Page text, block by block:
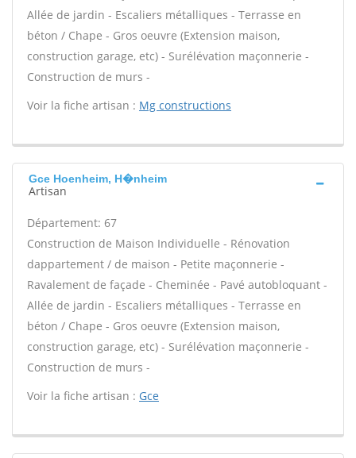
Allée de jardin - Escaliers métalliques - Terrasse en
béton / Chape - Gros oeuvre (Extension maison,
construction garage, etc) - Surélévation maçonnerie -
Construction de murs -
Voir la fiche artisan : Mg constructions
Gce Hoenheim, H�nheim
Artisan
Département: 67
Construction de Maison Individuelle - Rénovation
dappartement / de maison - Petite maçonnerie -
Ravalement de façade - Cheminée - Pavé autobloquant -
Allée de jardin - Escaliers métalliques - Terrasse en
béton / Chape - Gros oeuvre (Extension maison,
construction garage, etc) - Surélévation maçonnerie -
Construction de murs -
Voir la fiche artisan : Gce